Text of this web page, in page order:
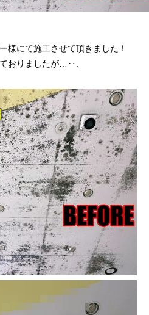
様にて施工させて頂きました！
おりましたが…‥、